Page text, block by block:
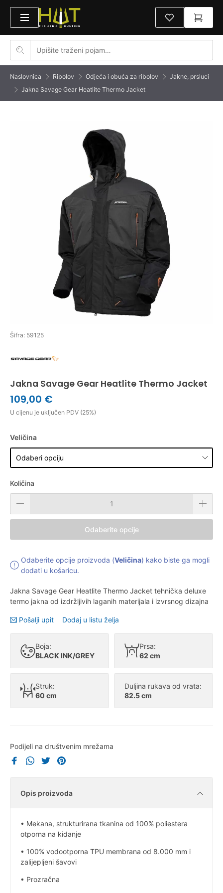
Naslovnica Ribolov Odjeća i obuća za ribolov
Jakne, prsluci
Jakna Savage Gear Heatlite Thermo Jacket
Šifra: 59125
Jakna Savage Gear Heatlite Thermo Jacket
109,00 €
U cijenu je uključen PDV (25%)
Veličina
Količina
Odaberite opcije
Odaberite opcije proizvoda (Veličina) kako biste ga mogli
dodati u košaricu.
Jakna Savage Gear Heatlite Thermo Jacket tehnička deluxe
termo jakna od izdržljivih laganih materijala i izvrsnog dizajna
Pošalji upit Dodaj u listu želja
Boja:
BLACK INK/GREY
Prsa:
62 cm
Struk:
60 cm
Duljina rukava od vrata:
82.5 cm
Podijeli na društvenim mrežama
Opis proizvoda
• Mekana, strukturirana tkanina od 100% poliestera
otporna na kidanje
• 100% vodootporna TPU membrana od 8.000 mm i
zalijepljeni šavovi
• Prozračna